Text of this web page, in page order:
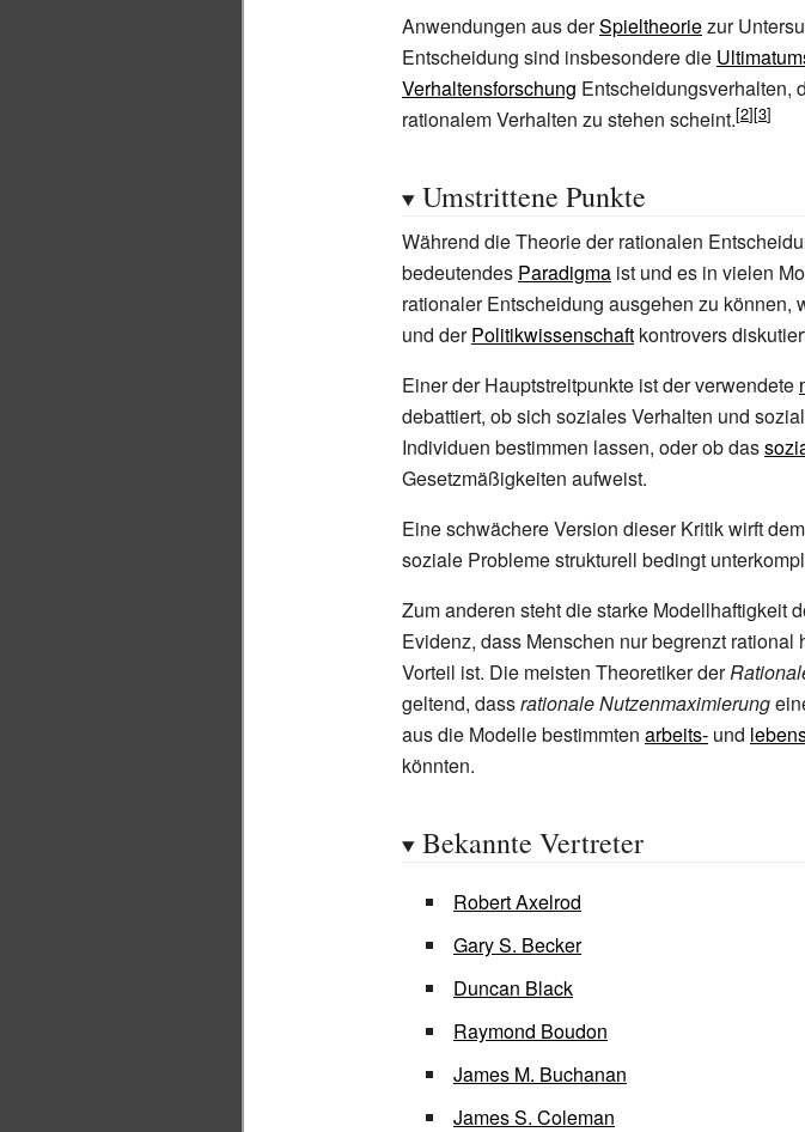
Anwendungen aus derSpieltheoriezur
Entscheidung sind insbesondere die
Verhaltensforschung Entscheidungsverhalten,
rationalem Verhalten zu stehen scheint.
Umstrittene Punkte
Während die Theorie der rationalen
bedeutendes Paradigma ist und es in vielen
rationaler Entscheidung ausgehen zu
und derPolitikwissenschaft kontrovers
Einer der Hauptstreitpunkte ist der verwendete
debattiert, ob sich soziales Verhalten und
Individuen bestimmen lassen, oder ob das
Gesetzmäßigkeiten aufweist.
Eine schwächere Version dieser Kritik wirft
soziale Probleme strukturell bedingt
Zum anderen steht die starke Modellhaftigkeit
Evidenz, dass Menschen nur begrenzt
Vorteil ist. Die meisten Theoretiker der
geltend, dassrationale Nutzenmaximierung
aus die Modelle bestimmten arbeits- und
könnten.
Bekannte Vertreter
Robert Axelrod
Gary S. Becker
Duncan Black
Raymond Boudon
James M. Buchanan
James S. Coleman